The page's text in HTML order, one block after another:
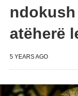
atëherë
5 YEARS AGO